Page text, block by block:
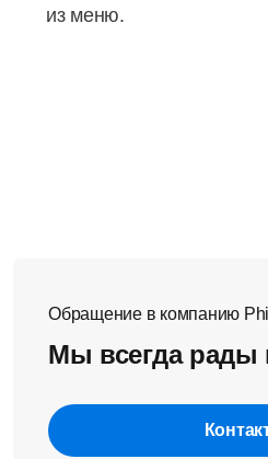
из меню.
Обращение в компанию
Мы всегда рады